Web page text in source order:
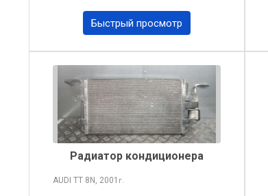
Быстрый просмотр
Радиатор кондиционера
AUDI TT 8N, 2001 г.